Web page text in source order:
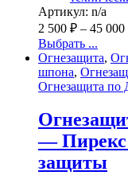
Артикул: n/a
2 500 ₽ – 45 000
Выбрать ...
Огнезащита,
шпона,
Огнезащита
— Пирекс
защиты